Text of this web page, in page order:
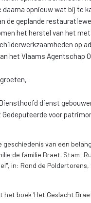
daarna opnieuw wat bij te
de geplande
het herstel van het
op
het Vlaams Agentschap
dienst
Gedeputeerde voor
geschiedenis van een
de familie Braet. Stam:
in: Rond de Poldertorens,
het boek 'Het Geslacht